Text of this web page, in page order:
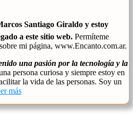
Santiago Giraldo y estoy
a este sitio web. Permíteme
mi página, www.Encanto.com.ar.
una pasión por la tecnología y la
persona curiosa y siempre estoy en
la vida de las personas. Soy un
más